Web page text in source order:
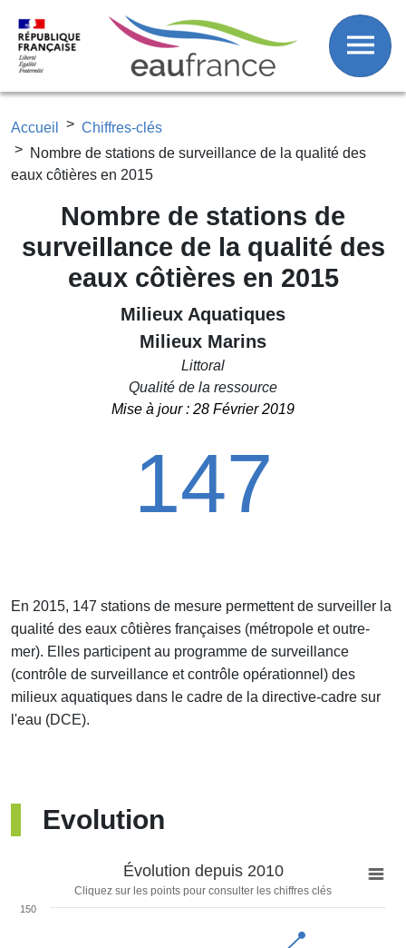
Aller au contenu principal
Fil d'Ariane
Accueil
Chiffres-clés
Nombre de stations de surveillance de la qualité des
eaux côtières en 2015
Nombre de stations de
surveillance de la qualité des
eaux côtières en 2015
Milieux Aquatiques
Milieux Marins
Littoral
Qualité de la ressource
Mise à jour : 28 Février 2019
147
En 2015, 147 stations de mesure permettent de surveiller la
qualité des eaux côtières françaises (métropole et outre-
mer). Elles participent au programme de surveillance
(contrôle de surveillance et contrôle opérationnel) des
milieux aquatiques dans le cadre de la directive-cadre sur
l'eau (DCE).
Evolution
Évolution depuis 2010
Cliquez sur les points pour consulter les chiffres clés
150